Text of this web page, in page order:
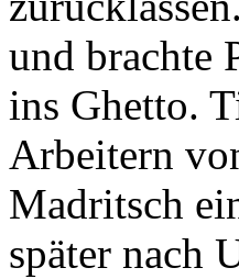
und brachte
ins Ghetto.
Arbeitern
Madritsch
später nach